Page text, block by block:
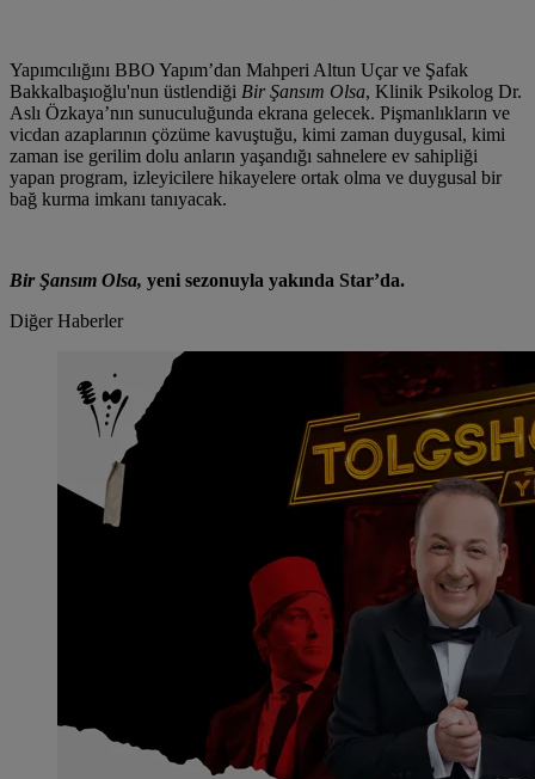
Yapımcılığını BBO Yapım’dan Mahperi Altun Uçar ve Şafak
Bakkalbaşıoğlu'nun üstlendiği Bir Şansım Olsa, Klinik Psikolog Dr.
Aslı Özkaya’nın sunuculuğunda ekrana gelecek. Pişmanlıkların ve
vicdan azaplarının çözüme kavuştuğu, kimi zaman duygusal, kimi
zaman ise gerilim dolu anların yaşandığı sahnelere ev sahipliği
yapan program, izleyicilere hikayelere ortak olma ve duygusal bir
bağ kurma imkanı tanıyacak.
Bir Şansım Olsa, yeni sezonuyla yakında Star’da.
Diğer Haberler